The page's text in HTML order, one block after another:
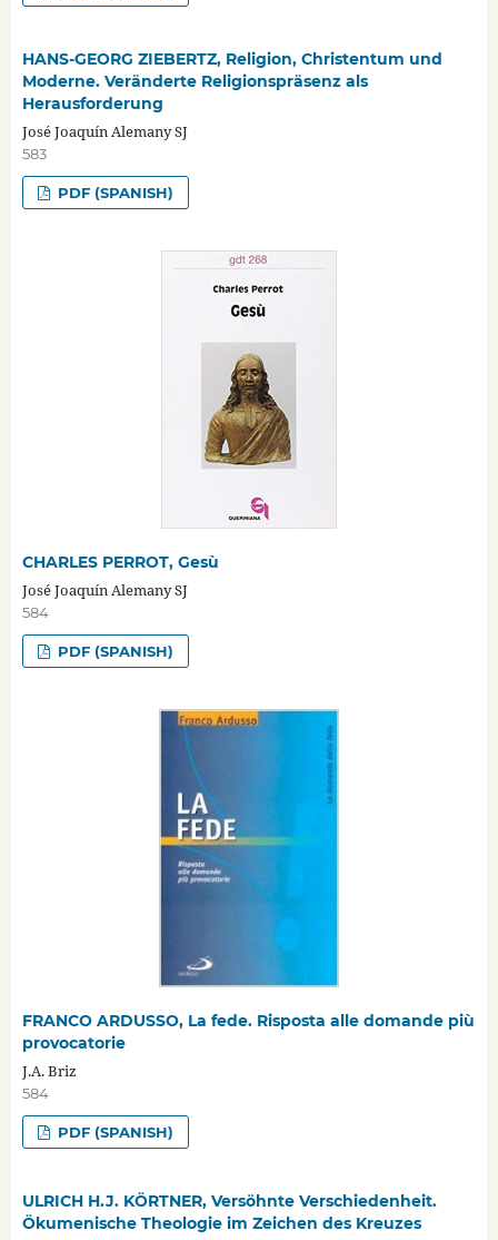
HANS-GEORG ZIEBERTZ, Religion, Christentum und
Moderne. Veränderte Religionspräsenz als
Herausforderung
José Joaquín Alemany SJ
583
PDF (SPANISH)
CHARLES PERROT, Gesù
José Joaquín Alemany SJ
584
PDF (SPANISH)
FRANCO ARDUSSO, La fede. Risposta alle domande più
provocatorie
J.A. Briz
584
PDF (SPANISH)
ULRICH H.J. KÖRTNER, Versöhnte Verschiedenheit.
Ökumenische Theologie im Zeichen des Kreuzes